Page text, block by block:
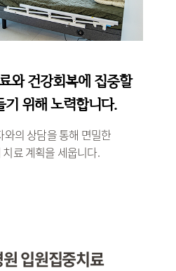
와 건강회복에 집중할
위해 노력합니다.
와의 상담을 통해 면밀한
료 계획을 세웁니다.
입원집중치료